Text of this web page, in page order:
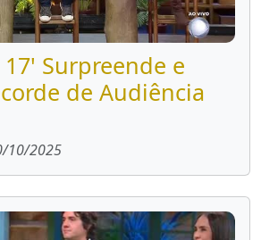
17' Surpreende e
de Audiência
10/2025